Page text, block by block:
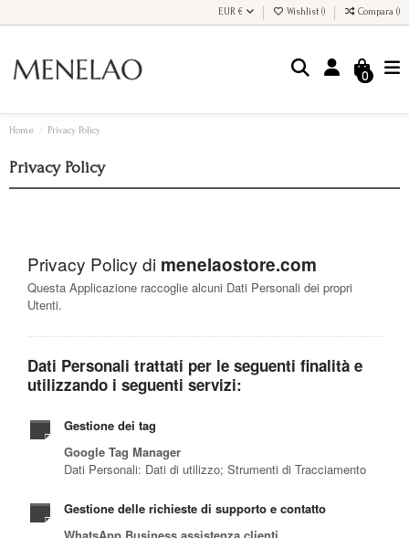
EUR € Wishlist () Compara ()
0
Home Privacy Policy
Privacy Policy